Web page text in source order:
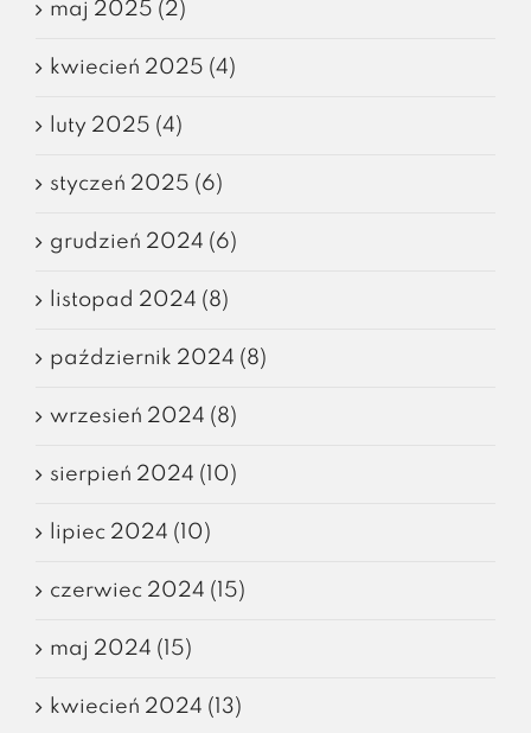
maj 2025 (2)
kwiecień 2025 (4)
luty 2025 (4)
styczeń 2025 (6)
grudzień 2024 (6)
listopad 2024 (8)
październik 2024 (8)
wrzesień 2024 (8)
sierpień 2024 (10)
lipiec 2024 (10)
czerwiec 2024 (15)
maj 2024 (15)
kwiecień 2024 (13)